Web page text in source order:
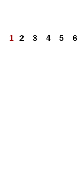
1 2 3 4 5 6